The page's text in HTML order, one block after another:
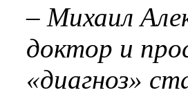
– Михаил
доктор и
«диагноз»